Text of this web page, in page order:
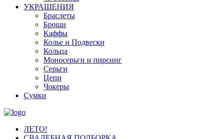
УКРАШЕНИЯ
Браслеты
Броши
Каффы
Колье и Подвески
Кольца
Моносерьги и пирсинг
Серьги
Цепи
Чокеры
Сумки
ЛЕТО!